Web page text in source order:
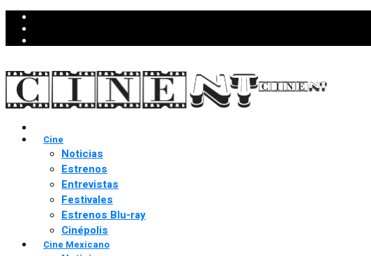
Cine
Noticias
Estrenos
Entrevistas
Festivales
Estrenos Blu-ray
Cinépolis
Cine Mexicano